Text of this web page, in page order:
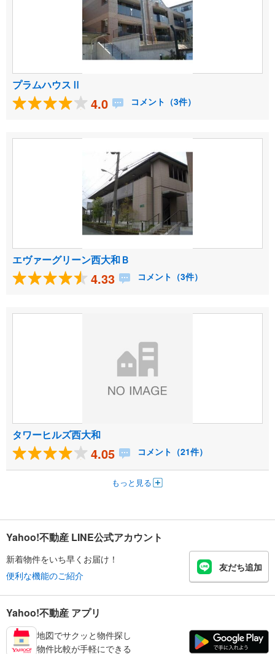
プラムハウスⅡ
4.0 コメント（3件）
エヴァーグリーン西大和Ｂ
4.33 コメント（3件）
タワーヒルズ西大和
4.05 コメント（21件）
もっと見る
Yahoo!不動産 LINE公式アカウント
新着物件をいち早くお届け！
便利な機能のご紹介
友だち追加
Yahoo!不動産 アプリ
地図でサクッと物件探し
物件比較が手軽にできる